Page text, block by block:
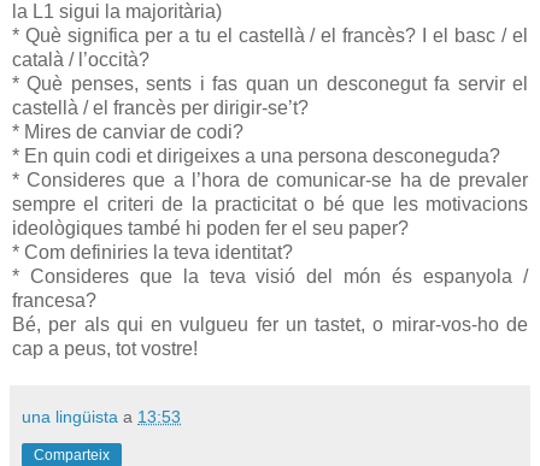
la L1 sigui la majoritària)
* Què significa per a tu el castellà / el francès? I el basc / el
català / l’occità?
* Què penses, sents i fas quan un desconegut fa servir el
castellà / el francès per dirigir-se’t?
* Mires de canviar de codi?
* En quin codi et dirigeixes a una persona desconeguda?
* Consideres que a l’hora de comunicar-se ha de prevaler
sempre el criteri de la practicitato bé que les motivacions
ideològiques també hi poden fer el seu paper?
* Com definiries la teva identitat?
* Consideres que la teva visió del món és espanyola /
francesa?
Bé, per als qui en vulgueu fer un tastet, o mirar-vos-ho de
cap a peus, tot vostre!
una lingüista a 13:53
Comparteix